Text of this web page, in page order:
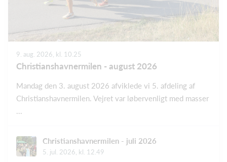
9. aug. 2026, kl. 10.25
Christianshavnermilen - august 2026
Mandag den 3. august 2026 afviklede vi 5. afdeling af
Christianshavnermilen. Vejret var løbervenligt med masser
...
Christianshavnermilen - juli 2026
5. jul. 2026, kl. 12.49